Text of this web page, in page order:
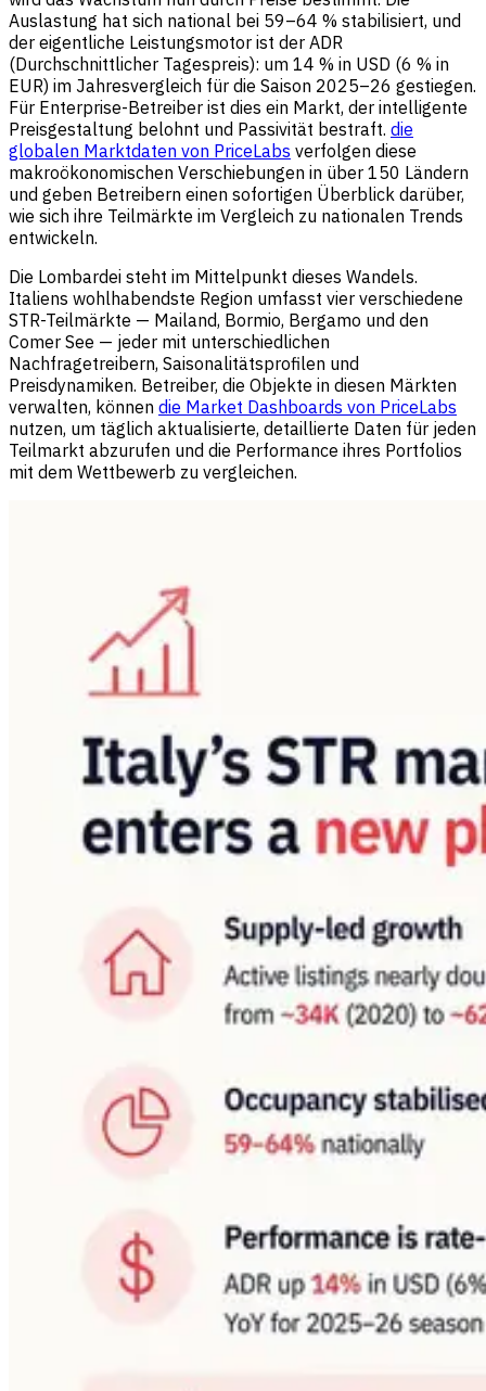
Auslastung hat sich national bei 59–64 % stabilisiert, und
der eigentliche Leistungsmotor ist der ADR
(Durchschnittlicher Tagespreis): um 14 % in USD (6 % in
EUR) im Jahresvergleich für die Saison 2025–26 gestiegen.
Für Enterprise-Betreiber ist dies ein Markt, der intelligente
Preisgestaltung belohnt und Passivität bestraft. die
globalen Marktdaten von PriceLabs verfolgen diese
makroökonomischen Verschiebungen in über 150 Ländern
und geben Betreibern einen sofortigen Überblick darüber,
wie sich ihre Teilmärkte im Vergleich zu nationalen Trends
entwickeln.
Die Lombardei steht im Mittelpunkt dieses Wandels.
Italiens wohlhabendste Region umfasst vier verschiedene
STR-Teilmärkte — Mailand, Bormio, Bergamo und den
Comer See — jeder mit unterschiedlichen
Nachfragetreibern, Saisonalitätsprofilen und
Preisdynamiken. Betreiber, die Objekte in diesen Märkten
verwalten, können die Market Dashboards von PriceLabs
nutzen, um täglich aktualisierte, detaillierte Daten für jeden
Teilmarkt abzurufen und die Performance ihres Portfolios
mit dem Wettbewerb zu vergleichen.